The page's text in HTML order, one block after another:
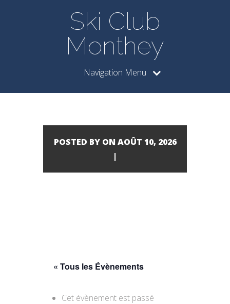
Ski Club
Monthey
Navigation Menu
POSTED BY ON AOÛT 10, 2026
|
« Tous les Évènements
Cet évènement est passé